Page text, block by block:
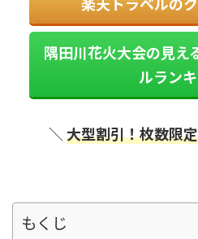
隅田川花火大会の見え
ルラン
＼ 大型割引！枚数限
もくじ